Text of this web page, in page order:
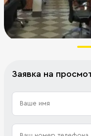
Заявка на